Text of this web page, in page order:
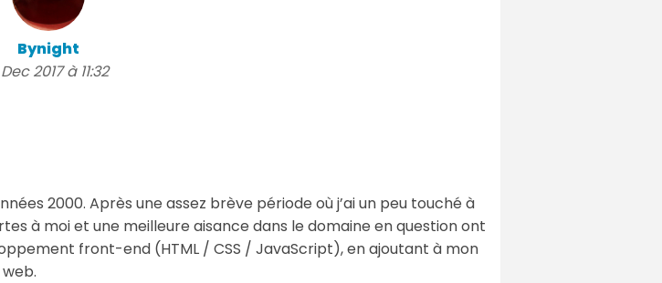
Bynight
Dec 2017 à 11:32
2000. Après une assez brève période où j’ai un peu touché à
à moi et une meilleure aisance dans le domaine en question ont
front-end (HTML / CSS / JavaScript), en ajoutant à mon